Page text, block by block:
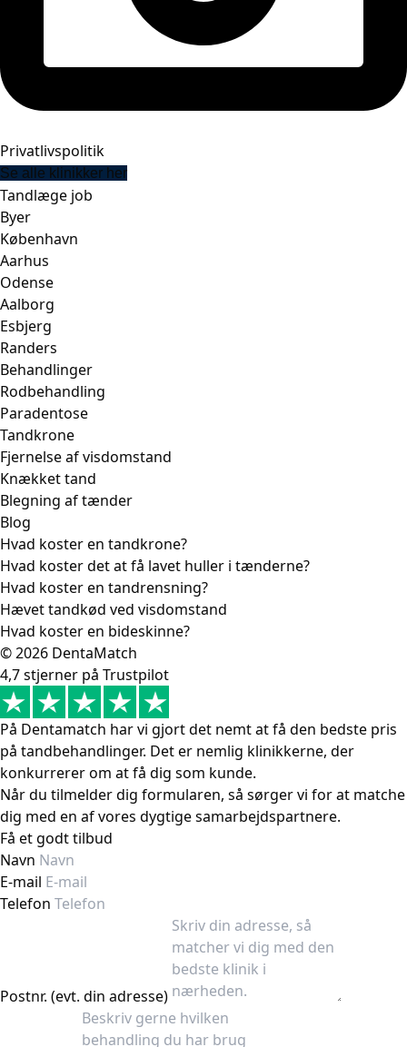
Privatlivspolitik
Se alle klinikker her
Tandlæge job
Byer
København
Aarhus
Odense
Aalborg
Esbjerg
Randers
Behandlinger
Rodbehandling
Paradentose
Tandkrone
Fjernelse af visdomstand
Knækket tand
Blegning af tænder
Blog
Hvad koster en tandkrone?
Hvad koster det at få lavet huller i tænderne?
Hvad koster en tandrensning?
Hævet tandkød ved visdomstand
Hvad koster en bideskinne?
© 2026 DentaMatch
4,7 stjerner på Trustpilot
På Dentamatch har vi gjort det nemt at få den bedste pris
på tandbehandlinger. Det er nemlig klinikkerne, der
konkurrerer om at få dig som kunde.
Når du tilmelder dig formularen, så sørger vi for at matche
dig med en af vores dygtige samarbejdspartnere.
Få et godt tilbud
Navn
E-mail
Telefon
Postnr. (evt. din adresse)